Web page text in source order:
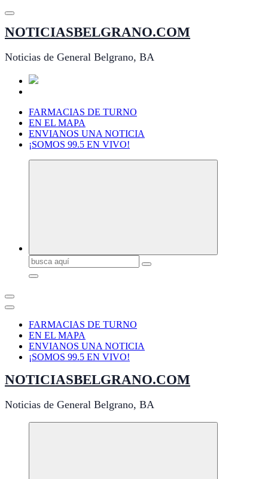
Saltar
contenido
NOTICIASBELGRANO.COM
Noticias de General Belgrano, BA
FARMACIAS DE TURNO
EN EL MAPA
ENVIANOS UNA NOTICIA
¡SOMOS 99.5 EN VIVO!
Buscar:
FARMACIAS DE TURNO
EN EL MAPA
ENVIANOS UNA NOTICIA
¡SOMOS 99.5 EN VIVO!
NOTICIASBELGRANO.COM
Noticias de General Belgrano, BA